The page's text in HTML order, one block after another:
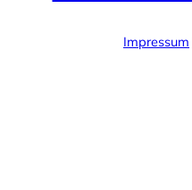
Impressum